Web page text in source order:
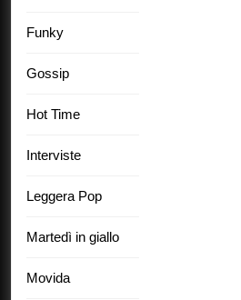
Funky
Gossip
Hot Time
Interviste
Leggera Pop
Martedì in giallo
Movida